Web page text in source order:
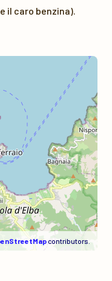
il caro benzina).
contributors.